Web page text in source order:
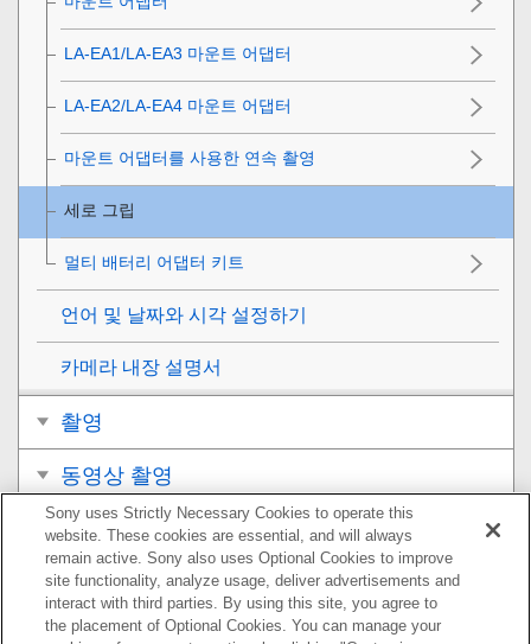
LA-EA1/LA-EA3 마운트 어댑터
LA-EA2/LA-EA4 마운트 어댑터
마운트 어댑터를 사용한 연속 촬영
세로 그립
멀티 배터리 어댑터 키트
언어 및 날짜와 시각 설정하기
카메라 내장 설명서
촬영
동영상 촬영
보기
카메라의 사용자 설정
네트워크 기능 사용하기
Sony uses Strictly Necessary Cookies to operate this
website. These cookies are essential, and will always
remain active. Sony also uses Optional Cookies to improve
site functionality, analyze usage, deliver advertisements and
interact with third parties. By using this site, you agree to
the placement of Optional Cookies. You can manage your